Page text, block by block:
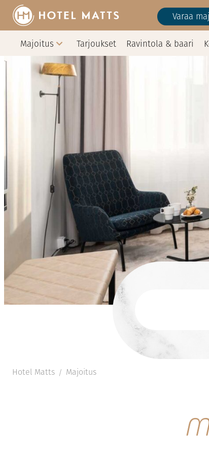
Siirry
sisältöön
Varaa
Majoitus Tarjoukset Ravintola & baari
Hotel Matts / Majoitus